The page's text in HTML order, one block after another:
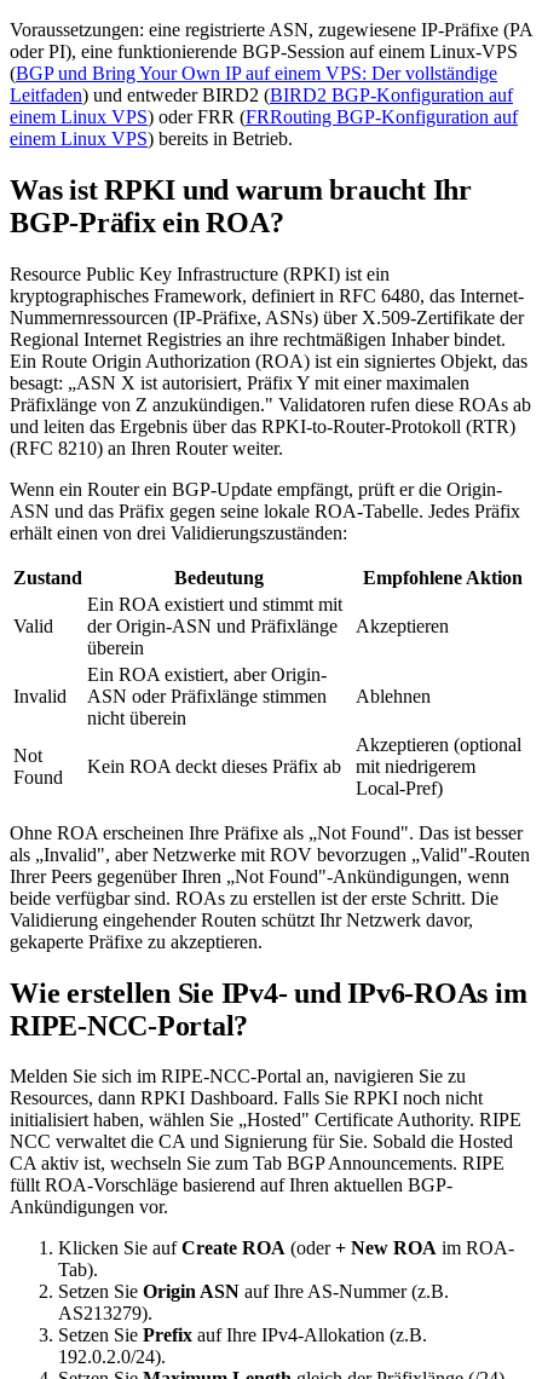
Voraussetzungen: eine registrierte ASN, zugewiesene IP-Präfixe (PA
oder PI), eine funktionierende BGP-Session auf einem Linux-VPS
(BGP und Bring Your Own IP auf einem VPS: Der vollständige
Leitfaden) und entweder BIRD2 (BIRD2 BGP-Konfiguration auf
einem Linux VPS) oder FRR (FRRouting BGP-Konfiguration auf
einem Linux VPS) bereits in Betrieb.
Was ist RPKI und warum braucht Ihr
BGP-Präfix ein ROA?
Resource Public Key Infrastructure (RPKI) ist ein
kryptographisches Framework, definiert in RFC 6480, das Internet-
Nummernressourcen (IP-Präfixe, ASNs) über X.509-Zertifikate der
Regional Internet Registries an ihre rechtmäßigen Inhaber bindet.
Ein Route Origin Authorization (ROA) ist ein signiertes Objekt, das
besagt: „ASN X ist autorisiert, Präfix Y mit einer maximalen
Präfixlänge von Z anzukündigen." Validatoren rufen diese ROAs ab
und leiten das Ergebnis über das RPKI-to-Router-Protokoll (RTR)
(RFC 8210) an Ihren Router weiter.
Wenn ein Router ein BGP-Update empfängt, prüft er die Origin-
ASN und das Präfix gegen seine lokale ROA-Tabelle. Jedes Präfix
erhält einen von drei Validierungszuständen:
Zustand Bedeutung Empfohlene Aktion
Valid
Ein ROA existiert und stimmt mit
der Origin-ASN und Präfixlänge
überein
Akzeptieren
Invalid
Ein ROA existiert, aber Origin-
ASN oder Präfixlänge stimmen
nicht überein
Ablehnen
Not
Found
Kein ROA deckt dieses Präfix ab
Akzeptieren (optional
mit niedrigerem
Local-Pref)
Ohne ROA erscheinen Ihre Präfixe als „Not Found". Das ist besser
als „Invalid", aber Netzwerke mit ROV bevorzugen „Valid"-Routen
Ihrer Peers gegenüber Ihren „Not Found"-Ankündigungen, wenn
beide verfügbar sind. ROAs zu erstellen ist der erste Schritt. Die
Validierung eingehender Routen schützt Ihr Netzwerk davor,
gekaperte Präfixe zu akzeptieren.
Wie erstellen Sie IPv4- und IPv6-ROAs im
RIPE-NCC-Portal?
Melden Sie sich im RIPE-NCC-Portal an, navigieren Sie zu
Resources, dann RPKI Dashboard. Falls Sie RPKI noch nicht
initialisiert haben, wählen Sie „Hosted" Certificate Authority. RIPE
NCC verwaltet die CA und Signierung für Sie. Sobald die Hosted
CA aktiv ist, wechseln Sie zum Tab BGP Announcements. RIPE
füllt ROA-Vorschläge basierend auf Ihren aktuellen BGP-
Ankündigungen vor.
Klicken Sie aufCreate ROA (oder+ New ROA im ROA-
Tab).
Setzen Sie Origin ASN auf Ihre AS-Nummer (z.B.
AS213279).
Setzen Sie Prefix auf Ihre IPv4-Allokation (z.B.
192.0.2.0/24).